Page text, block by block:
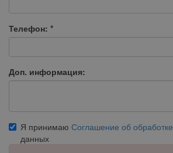
Телефон: *
Доп. информация:
Я принимаю Соглашение об обработке
данных